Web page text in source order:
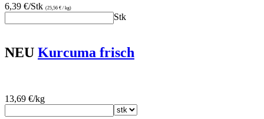
6,39 €/Stk (25,56 € / kg)
Stk
NEU Kurcuma frisch
13,69 €/kg